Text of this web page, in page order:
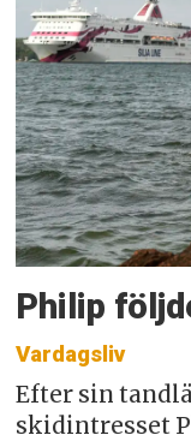
Philip
Vardagsliv
Efter sin
skidintresset